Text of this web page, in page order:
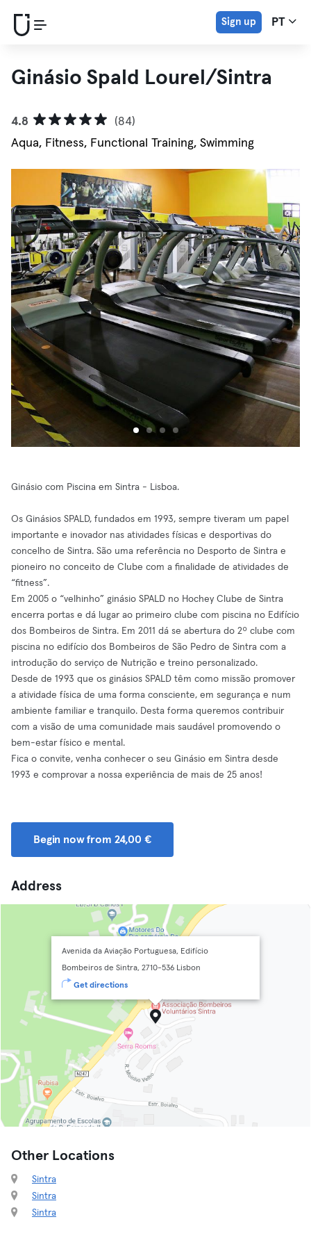
Sign up PT
Ginásio Spald Lourel/Sintra
4.8
(84)
Aqua, Fitness, Functional Training, Swimming
Ginásio com Piscina em Sintra - Lisboa.
Os Ginásios SPALD, fundados em 1993, sempre tiveram um papel
importante e inovador nas atividades físicas e desportivas do
concelho de Sintra. São uma referência no Desporto de Sintra e
pioneiro no conceito de Clube com a finalidade de atividades de
“fitness”.
Em 2005 o “velhinho” ginásio SPALD no Hochey Clube de Sintra
encerra portas e dá lugar ao primeiro clube com piscina no Edifício
dos Bombeiros de Sintra. Em 2011 dá se abertura do 2º clube com
piscina no edifício dos Bombeiros de São Pedro de Sintra com a
introdução do serviço de Nutrição e treino personalizado.
Desde de 1993 que os ginásios SPALD têm como missão promover
a atividade física de uma forma consciente, em segurança e num
ambiente familiar e tranquilo. Desta forma queremos contribuir
com a visão de uma comunidade mais saudável promovendo o
bem-estar físico e mental.
Fica o convite, venha conhecer o seu Ginásio em Sintra desde
1993 e comprovar a nossa experiência de mais de 25 anos!
Begin now from 24,00 €
Address
Avenida da Aviação Portuguesa, Edifício
Bombeiros de Sintra, 2710-536 Lisbon
Get directions
Other Locations
Sintra
Sintra
Sintra